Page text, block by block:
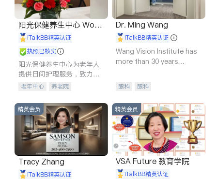
阳光保健养生中心 World
shine
iTalkBB精英认证
执照已核实
阳光保健养生中心为老年人
提供日间护理服务，致力于
通过持续的护理创新来有效
老年中心 养老院
Dr. Ming Wang
iTalkBB精英认证
Wang Vision Institute has
more than 30 years
眼科 眼科
精英会员
Tracy Zhang
iTalkBB精英认证
精英会员
VSA Future 教育学院
iTalkBB精英认证